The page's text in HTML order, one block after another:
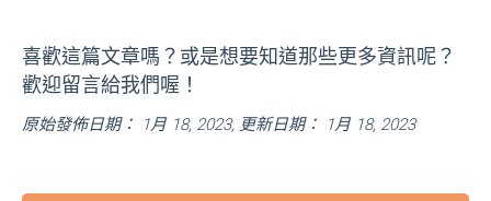
喜歡這篇文章嗎？或是想要知道那些更多資訊呢？
歡迎留言給我們喔！
原始發佈日期： 1月 18, 2023, 更新日期： 1月 18, 2023